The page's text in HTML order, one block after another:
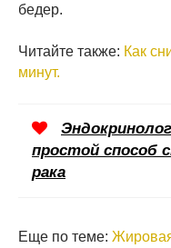
бедер.
Читайте также: Как
минут.
простой способ
рака
Еще по теме: